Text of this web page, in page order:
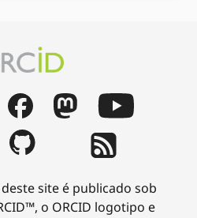
site é publicado sob
o ORCID logotipo e